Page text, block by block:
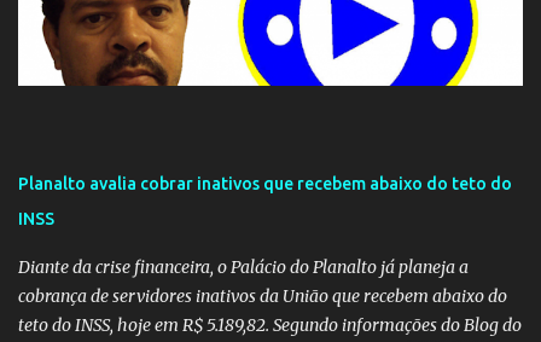
Planalto avalia cobrar inativos que recebem abaixo do teto do
INSS
Diante da crise financeira, o Palácio do Planalto já planeja a
cobrança de servidores inativos da União que recebem abaixo do
teto do INSS, hoje em R$ 5.189,82. Segundo informações do Blog do